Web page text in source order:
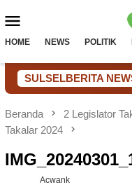
ke
Mobile
HOME NEWS POLITIK
SULSELBERITA
dan
Beranda
2 Legislator
Takalar 2024
Acwank